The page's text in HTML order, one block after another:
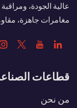
عالية الجودة،
مغامرات جاهزة،
قطاعات
من نحن